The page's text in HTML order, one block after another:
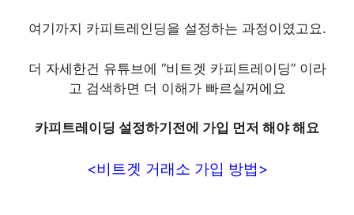
여기까지 카피트레인딩을 설정하는 과정이였고요.
더 자세한건 유튜브에 “비트겟 카피트레이딩” 이라
고 검색하면 더 이해가 빠르실꺼에요
카피트레이딩 설정하기전에 가입 먼저 해야 해요
<비트겟 거래소 가입 방법>